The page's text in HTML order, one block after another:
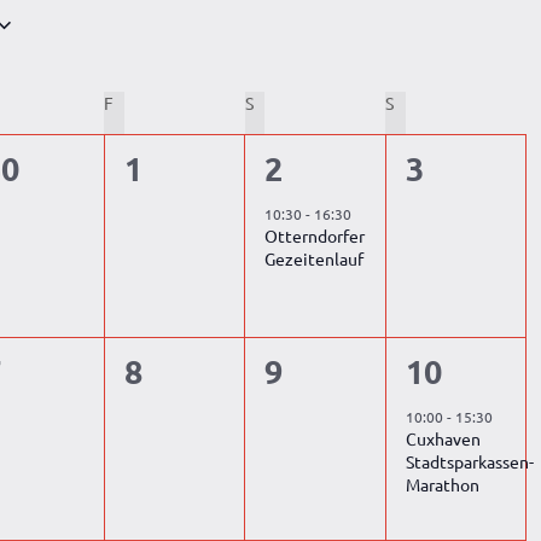
F SSAMSTAG S
0
Veranstaltungen,
1
1
Veranstaltung,
2
10:30- 16:30
Otterndorfer
Gezeitenlauf
0
3
0
8
0
Veranstaltungen,
9
1
10
10:00 - 15:30
Cuxhaven
Stadtsparkassen-
Marathon